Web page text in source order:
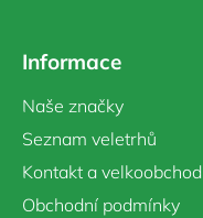
Informace
Naše značky
Seznam veletrhů
Kontakt a velkoobchod
Obchodní podmínky